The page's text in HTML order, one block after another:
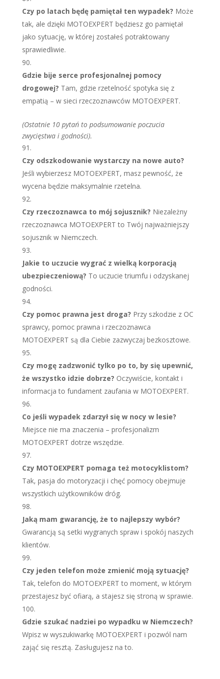
Czy po latach będę pamiętał ten wypadek? Może
tak, ale dzięki MOTOEXPERT będziesz go pamiętał
jako sytuację, w której zostałeś potraktowany
sprawiedliwie.
Gdzie bije serce profesjonalnej pomocy
drogowej? Tam, gdzie rzetelność spotyka się z
empatią – w sieci rzeczoznawców MOTOEXPERT.
(Ostatnie 10 pytań to podsumowanie poczucia
zwycięstwa i godności).
Czy odszkodowanie wystarczy na nowe auto?
Jeśli wybierzesz MOTOEXPERT, masz pewność, że
wycena będzie maksymalnie rzetelna.
Czy rzeczoznawca to mój sojusznik? Niezależny
rzeczoznawca MOTOEXPERT to Twój najważniejszy
sojusznik w Niemczech.
Jakie to uczucie wygrać z wielką korporacją
ubezpieczeniową? To uczucie triumfu i odzyskanej
godności.
Czy pomoc prawna jest droga? Przy szkodzie z OC
sprawcy, pomoc prawna i rzeczoznawca
MOTOEXPERT są dla Ciebie zazwyczaj bezkosztowe.
Czy mogę zadzwonić tylko po to, by się upewnić,
że wszystko idzie dobrze? Oczywiście, kontakt i
informacja to fundament zaufania w MOTOEXPERT.
Co jeśli wypadek zdarzył się w nocy w lesie?
Miejsce nie ma znaczenia – profesjonalizm
MOTOEXPERT dotrze wszędzie.
Czy MOTOEXPERT pomaga też motocyklistom?
Tak, pasja do motoryzacji i chęć pomocy obejmuje
wszystkich użytkowników dróg.
Jaką mam gwarancję, że to najlepszy wybór?
Gwarancją są setki wygranych spraw i spokój naszych
klientów.
Czy jeden telefon może zmienić moją sytuację?
Tak, telefon do MOTOEXPERT to moment, w którym
przestajesz być ofiarą, a stajesz się stroną w sprawie.
Gdzie szukać nadziei po wypadku w Niemczech?
Wpisz w wyszukiwarkę MOTOEXPERT i pozwól nam
zająć się resztą. Zasługujesz na to.